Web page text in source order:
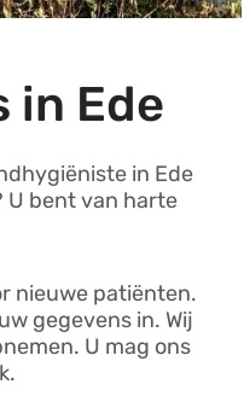
in Ede
in Ede
U bent van harte
nieuwe patiënten.
gegevens in. Wij
U mag ons